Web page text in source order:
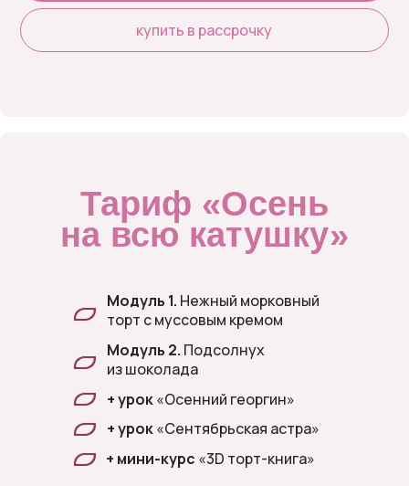
купить в рассрочку
Тариф «Осень
на всю катушку»
Модуль 1. Нежный морковный
торт с муссовым кремом
Модуль 2. Подсолнух
из шоколада
+ урок«Осенний георгин»
+ урок«Сентябрьская астра»
+ мини-курс «3D торт-книга»